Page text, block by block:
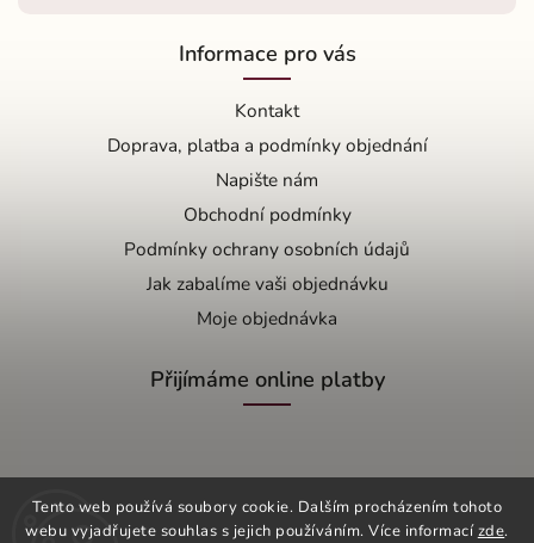
Tento web používá soubory cookie. Dalším procházením tohoto
webu vyjadřujete souhlas s jejich používáním. Více informacízde.
Informace pro vás
Kontakt
Doprava, platba a podmínky objednání
Napište nám
Obchodní podmínky
Podmínky ochrany osobních údajů
Jak zabalíme vaši objednávku
Moje objednávka
Přijímáme online platby
Copyright 2026OŘÍŠEK s.r.o.. Všechna práva vyhrazena.